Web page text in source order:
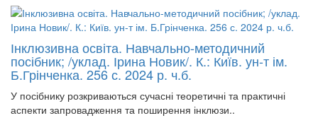
Інклюзивна освіта. Навчально-методичний
посібник; /уклад. Ірина Новик/. К.: Київ. ун-т ім.
Б.Грінченка. 256 с. 2024 р. ч.б.
У посібнику розкриваються сучасні теоретичні та практичні
аспекти запровадження та поширення інклюзи..